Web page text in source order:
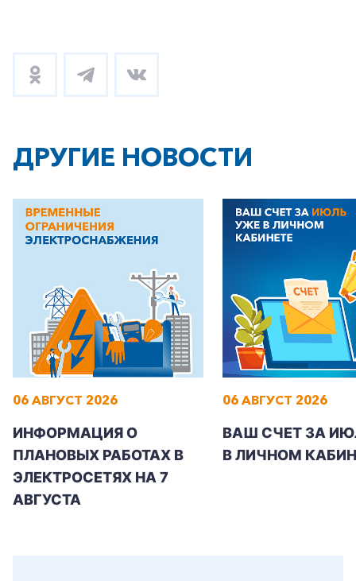
ДРУГИЕ НОВОСТИ
06 АВГУСТ 2026
ИНФОРМАЦИЯ О
ПЛАНОВЫХ РАБОТАХ В
ЭЛЕКТРОСЕТЯХ НА 7
АВГУСТА
06 АВГУСТ 2026
ВАШ СЧЕТ ЗА
В ЛИЧНОМ